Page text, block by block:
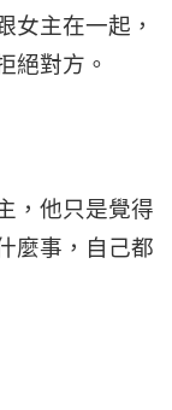
女主在一起，
絕對方。
，他只是覺得
麼事，自己都